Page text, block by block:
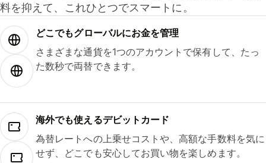
料を抑えて、これひとつでスマートに。
どこでもグ⁠ロ⁠ー⁠バ⁠ルにお金を管理
さまざまな通貨を1つのアカウントで保有して、たっ
た数秒で両替できます。
海外でも使えるデビットカード
為替レートへの上乗せコストや、高額な手数料を気に
せず、どこでも安心してお買い物を楽しめます。